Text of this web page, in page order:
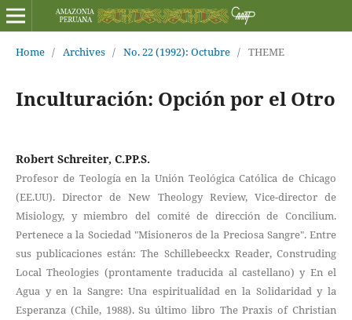
Home / Archives / No. 22 (1992): Octubre / THEME
Inculturación: Opción por el Otro
Robert Schreiter, C.PP.S.
Profesor de Teología en la Unión Teológica Católica de Chicago
(EE.UU). Director de New Theology Review, Vice-director de
Misiology, y miembro del comité de dirección de Concilium.
Pertenece a la Sociedad "Misioneros de la Preciosa Sangre". Entre
sus publicaciones están: The Schillebeeckx Reader, Construding
Local Theologies (prontamente traducida al castellano) y En el
Agua y en la Sangre: Una espiritualidad en la Solidaridad y la
Esperanza (Chile, 1988). Su último libro The Praxis of Christian